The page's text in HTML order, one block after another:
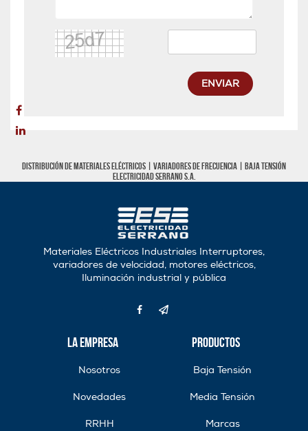
ENVIAR
Distribución de materiales eléctricos | Variadores de frecuencia | Baja tensión
Electricidad Serrano S.A.
Materiales Eléctricos Industriales Interruptores,
variadores de velocidad, motores eléctricos,
Iluminación industrial y pública
La Empresa
Nosotros
Novedades
RRHH
Productos
Baja Tensión
Media Tensión
Marcas